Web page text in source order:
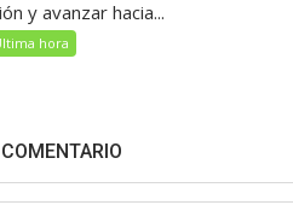
y avanzar hacia...
hora